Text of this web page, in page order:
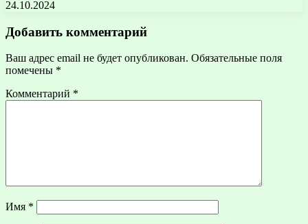
24.10.2024
Добавить комментарий
Ваш адрес email не будет опубликован. Обязательные поля
помечены *
Комментарий *
Имя *